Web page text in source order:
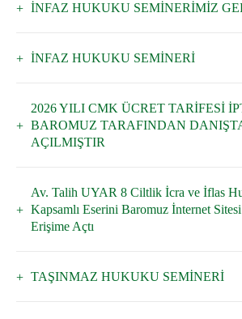
İNFAZ HUKUKU SEMİNERİMİZ
İNFAZ HUKUKU SEMİNERİ
2026 YILI CMK ÜCRET TARİFESİ
BAROMUZ TARAFINDAN
AÇILMIŞTIR
Av. Talih UYAR 8 Ciltlik İcra ve İflas
Kapsamlı Eserini Baromuz İnternet
Erişime Açtı
TAŞINMAZ HUKUKU SEMİNERİ